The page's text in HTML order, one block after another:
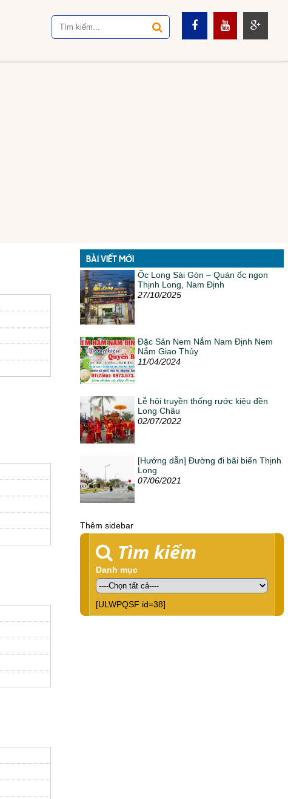
BÀI VIẾT MỚI
Ốc Long Sài Gòn – Quán ốc ngon
Thịnh Long, Nam Định
27/10/2025
Đặc Sản Nem Nắm Nam Định Nem
Nắm Giao Thủy
11/04/2024
Lễ hội truyền thống rước kiệu đền
Long Châu
02/07/2022
[Hướng dẫn] Đường đi bãi biển Thịnh
Long
07/06/2021
Thêm sidebar
Tìm kiếm
Danh mục
[ULWPQSF id=38]